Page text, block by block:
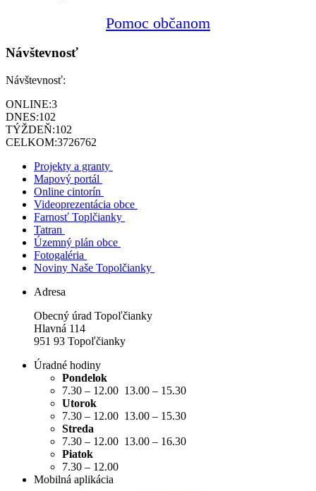
Pomoc občanom
Návštevnosť
Návštevnosť:
ONLINE:3
DNES:102
TÝŽDEŇ:102
CELKOM:3726762
Projekty a granty
Mapový portál
Online cintorín
Videoprezentácia obce
Farnosť Toplčianky
Tatran
Územný plán obce
Fotogaléria
Noviny Naše Topolčianky
Adresa
Obecný úrad Topoľčianky
Hlavná 114
951 93 Topoľčianky
Úradné hodiny
Pondelok
7.30 – 12.00 13.00 – 15.30
Utorok
7.30 – 12.00 13.00 – 15.30
Streda
7.30 – 12.00 13.00 – 16.30
Piatok
7.30 – 12.00
Mobilná aplikácia